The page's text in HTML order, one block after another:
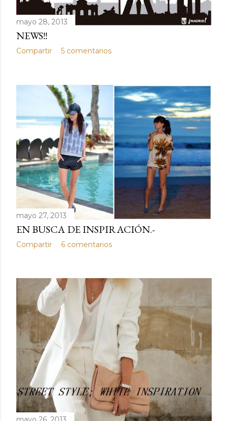
mayo 28, 2013
NEWS!!
Compartir 5 comentarios
mayo 27, 2013
EN BUSCA DE INSPIRACIÓN.-
Compartir 6 comentarios